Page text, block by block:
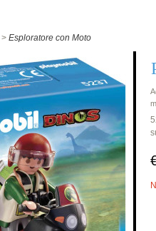
> Esploratore con Moto